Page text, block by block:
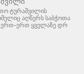
ტურაშვილის
აღწერს საბჭოთა
ერთ-ერთ ყველაზე დრ